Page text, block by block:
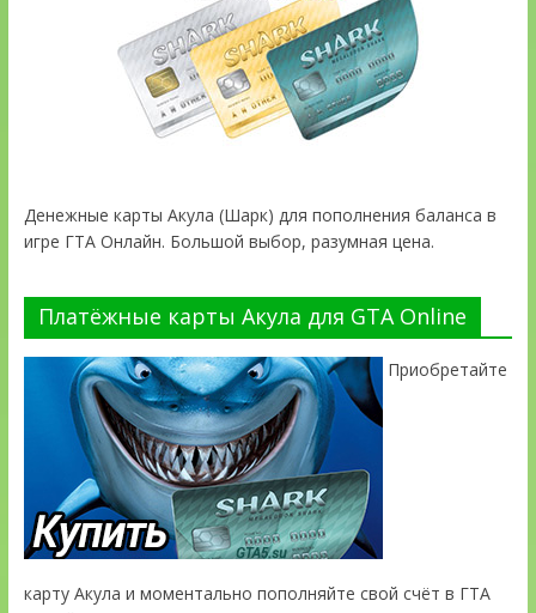
Денежные карты Акула (Шарк) для пополнения баланса в
игре ГТА Онлайн. Большой выбор, разумная цена.
Платёжные карты Акула для GTA Online
Приобретайте
карту Акула и моментально пополняйте свой счёт в ГТА